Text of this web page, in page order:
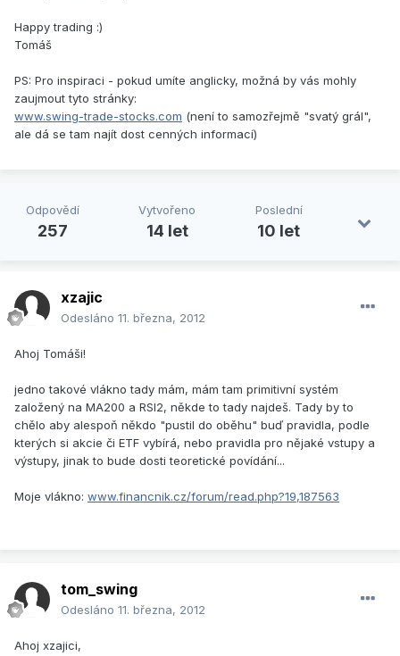
Happy trading :)
Tomáš
PS: Pro inspiraci - pokud umíte anglicky, možná by vás mohly
zaujmout tyto stránky:
www.swing-trade-stocks.com (není to samozřejmě "svatý grál",
ale dá se tam najít dost cenných informací)
Odpovědí
257
Vytvořeno
14 let
Poslední
10 let
xzajic
Odesláno 11. března, 2012
Ahoj Tomáši!
jedno takové vlákno tady mám, mám tam primitivní systém
založený na MA200 a RSI2, někde to tady najdeš. Tady by to
chělo aby alespoň někdo "pustil do oběhu" buď pravidla, podle
kterých si akcie či ETF vybírá, nebo pravidla pro nějaké vstupy a
výstupy, jinak to bude dosti teoretické povídání...
Moje vlákno: www.financnik.cz/forum/read.php?19,187563
tom_swing
Odesláno 11. března, 2012
Ahoj xzajici,